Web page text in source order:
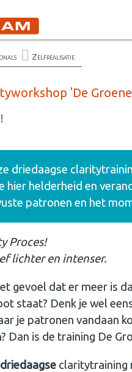
Zelfrealisatie
'De
driedaagse
hier helderheid en
patronen en het
Proces!
lichter en intenser.
gevoel dat er meer is
staat? Denk je wel
je patronen vandaan
Dan is de training De
driedaagse claritytraining